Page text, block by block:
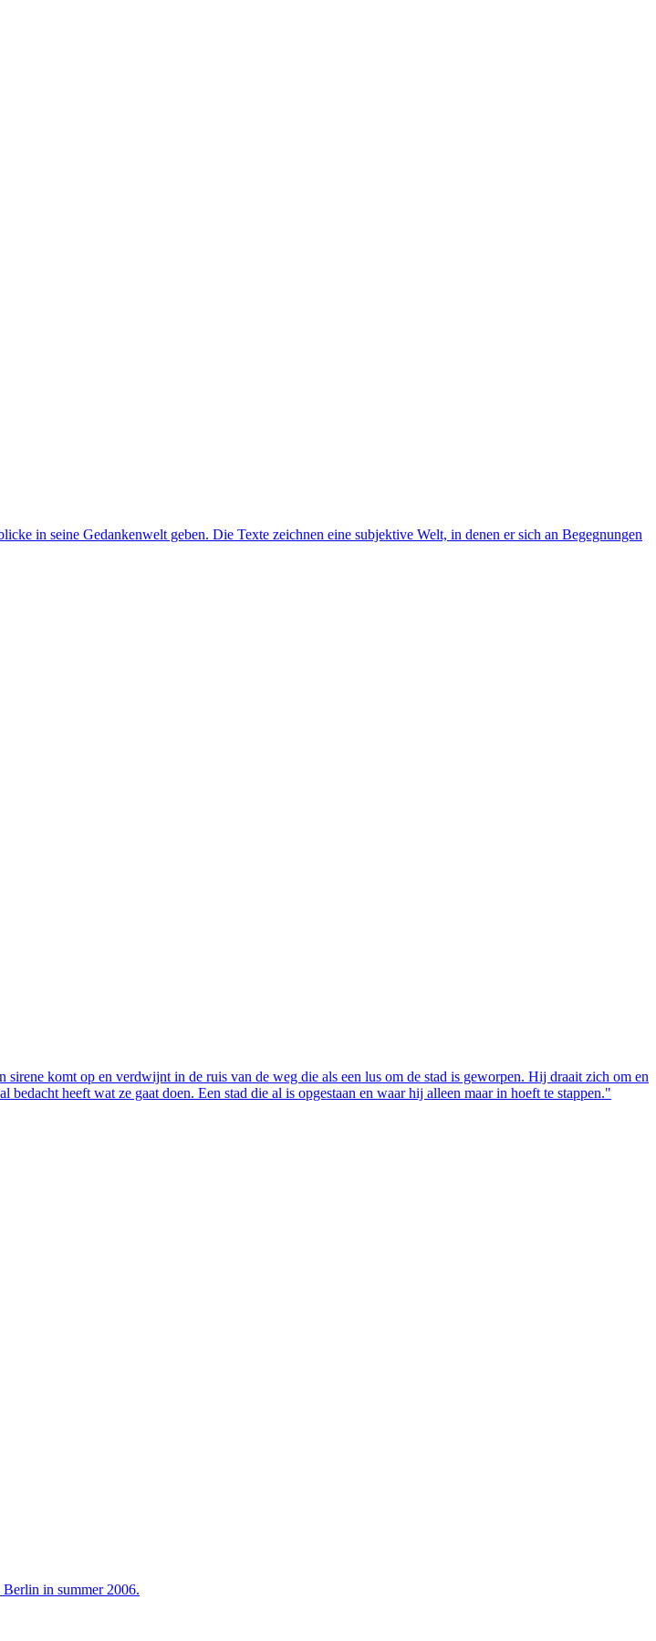
in seine Gedankenwelt geben. Die Texte zeichnen eine subjektive Welt, in denen er sich an Begegnungen
komt op en verdwijnt in de ruis van de weg die als een lus om de stad is geworpen. Hij draait zich om en
heeft wat ze gaat doen. Een stad die al is opgestaan en waar hij alleen maar in hoeft te stappen."
in summer 2006.